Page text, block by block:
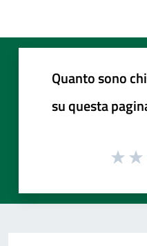
Quanto sono
su questa